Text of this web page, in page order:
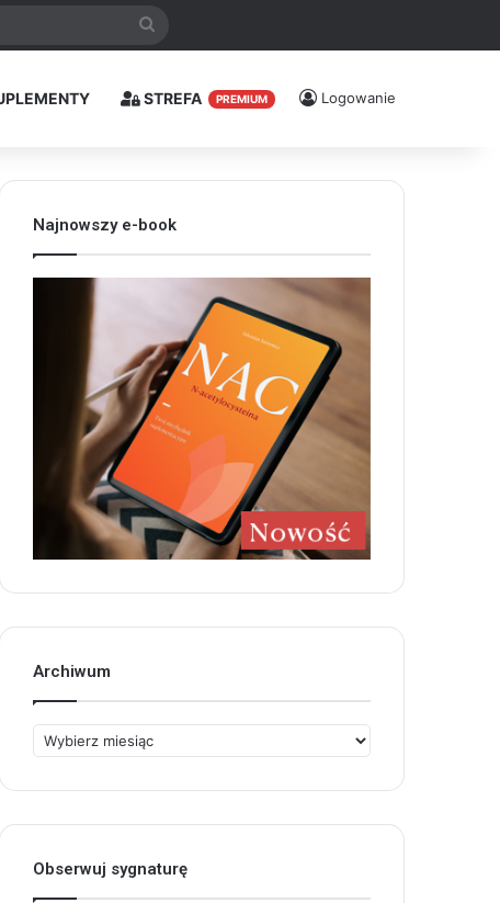
STREFA PREMIUM Logowanie
Najnowszy e-book
Archiwum
Archiwum
Obserwuj sygnaturę